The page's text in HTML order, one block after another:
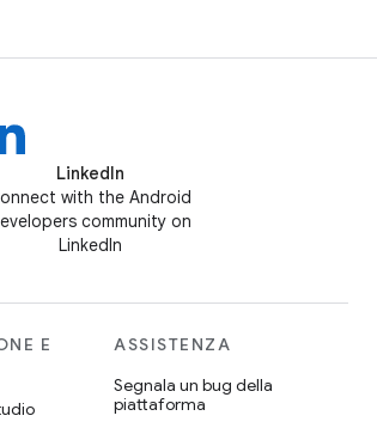
LinkedIn
with the Android
community on
LinkedIn
E
ASSISTENZA
Segnala un bug della
piattaforma